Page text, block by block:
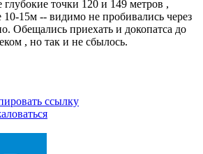
глубокие точки 120 и 149 метров ,
10-15м -- видимо не пробивались через
Обещались приехать и докопатса до
, но так и не сбылось.
ссылку